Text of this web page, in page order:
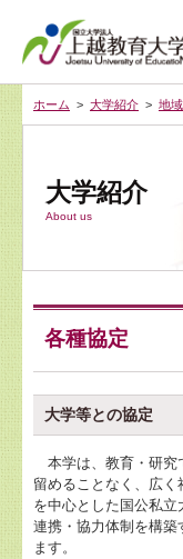
ホーム > 大学紹介 > 地
大学紹介
About us
各種協定
大学等との協定
本学は、教育・研究
留めることなく、広
を中心とした国公私
連携・協力体制を構
ます。